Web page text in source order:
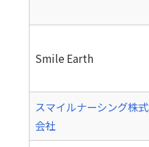
Smile Earth
スマイルナーシング株式
会社